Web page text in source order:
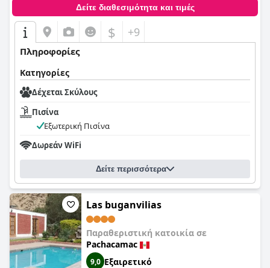
Δείτε διαθεσιμότητα και τιμές
$ +9
Πληροφορίες
Κατηγορίες
Δέχεται Σκύλους
Πισίνα
Εξωτερική Πισίνα
Δωρεάν WiFi
Δείτε περισσότερα
Las buganvilias
Παραθεριστική κατοικία σε
Pachacamac
9,0 Εξαιρετικό